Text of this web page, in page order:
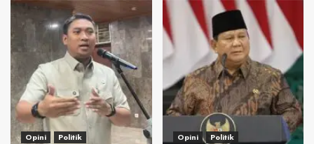
Opini Politik Opini Politik